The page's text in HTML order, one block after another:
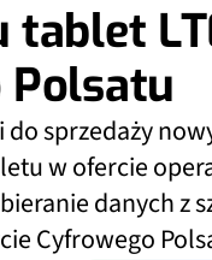
sprzedaży
w ofercie
danych z
Cyfrowego